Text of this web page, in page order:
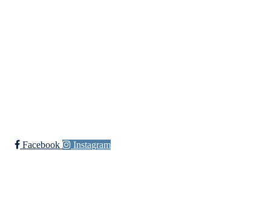
Facebook Instagram